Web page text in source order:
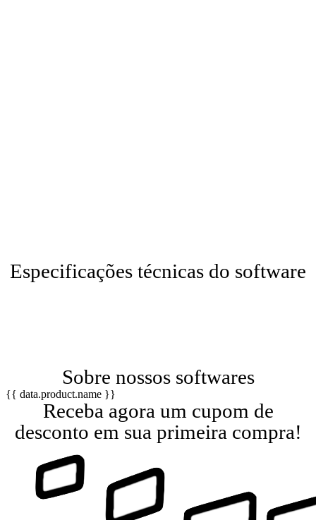
Especificações técnicas do software
Sobre nossos softwares
{{ data.product.name }}
Receba agora um cupom de
desconto em sua primeira compra!